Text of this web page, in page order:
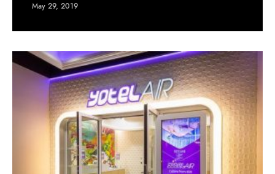
May 29, 2019